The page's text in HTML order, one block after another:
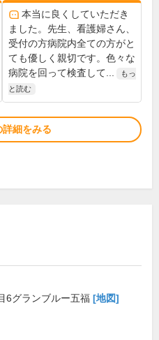
本当に良くしていただき
ました。先生、看護婦さん、
受付の方病院内全ての方がと
ても優しく親切です。色々な
病院を回って検査して...
もっ
と読む
詳細をみる
6グランブルー五福 [地図]